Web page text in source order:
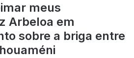
meus
Arbeloa em
sobre a briga entre